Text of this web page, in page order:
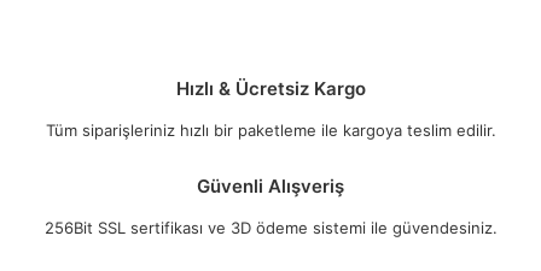
Hızlı & Ücretsiz Kargo
Tüm siparişleriniz hızlı bir paketleme ile kargoya teslim edilir.
Güvenli Alışveriş
256Bit SSL sertifikası ve 3D ödeme sistemi ile güvendesiniz.